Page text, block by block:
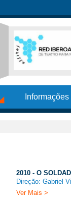
2010 - O
Direção: Gabriel
Ver Mais >